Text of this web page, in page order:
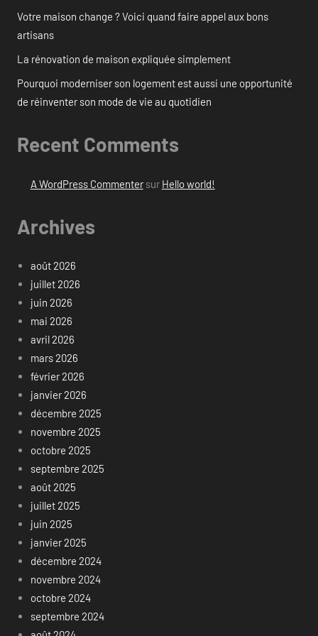
Votre maison change ? Voici quand faire appel aux bons
artisans
La rénovation de maison expliquée simplement
Pourquoi moderniser son logement est aussi une opportunité
de réinventer son mode de vie au quotidien
Recent Comments
A WordPress Commentersur Hello world!
Archives
août 2026
juillet 2026
juin 2026
mai 2026
avril 2026
mars 2026
février 2026
janvier 2026
décembre 2025
novembre 2025
octobre 2025
septembre 2025
août 2025
juillet 2025
juin 2025
janvier 2025
décembre 2024
novembre 2024
octobre 2024
septembre 2024